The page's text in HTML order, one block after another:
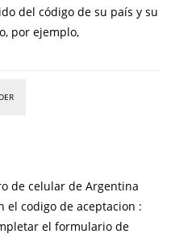
del código de su país y su
por ejemplo,
de celular de Argentina
el codigo de aceptacion :
el formulario de